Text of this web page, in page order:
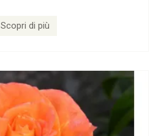
Scopri di più